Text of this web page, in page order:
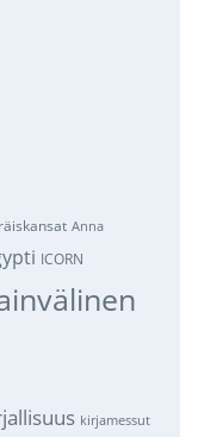
Anna
ICORN
kirjamessut